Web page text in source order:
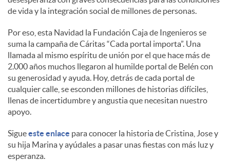
o
n
t
e
n
de vida y la integración social de millones de personas.
Por eso, esta Navidad la Fundación Caja de Ingenieros se
suma la campaña de Cáritas “Cada portal importa”. Una
llamada al mismo espíritu de unión por el que hace más de
2.000 años muchos llegaron al humilde portal de Belén con
su generosidad y ayuda. Hoy, detrás de cada portal de
cualquier calle, se esconden millones de historias difíciles,
llenas de incertidumbre y angustia que necesitan nuestro
apoyo.
Sigueeste enlace para conocer la historia de Cristina, Jose y
su hija Marina y ayúdales a pasar unas fiestas con más luz y
esperanza.